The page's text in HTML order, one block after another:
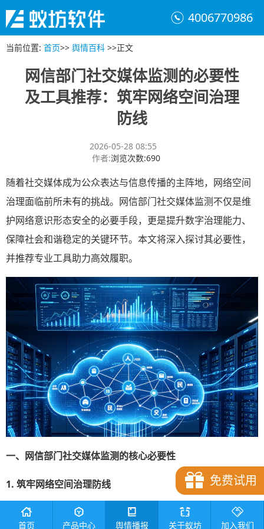
4006770986
当前位置: 首页>> 舆情百科 >>正文
网信部门社交媒体监测的必要性
及工具推荐：筑牢网络空间治理
防线
2026-05-28 08:55
作者:浏览次数:690
随着社交媒体成为公众表达与信息传播的主阵地，网络空间
治理面临前所未有的挑战。网信部门社交媒体监测不仅是维
护网络意识形态安全的必要手段，更是提升数字治理能力、
保障社会和谐稳定的关键环节。本文将深入探讨其必要性，
并推荐专业工具助力高效履职。
一、网信部门社交媒体监测的核心必要性
1. 筑牢网络空间治理防线
社媒平台是公众表达观点的重要渠道，部分可能传播不实信
免费试用
首页 产品中心 舆情播报 关于蚁坊 加入我们